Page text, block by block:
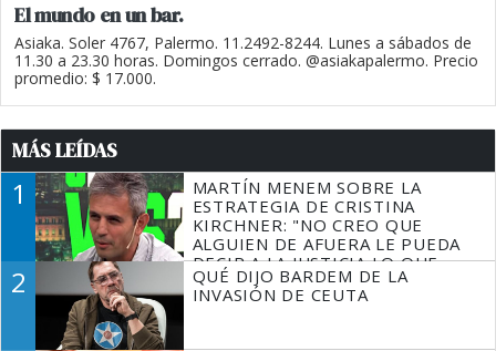
El mundo en un bar.
Asiaka. Soler 4767, Palermo. 11.2492-8244. Lunes a sábados de
11.30 a 23.30 horas. Domingos cerrado. @asiakapalermo. Precio
promedio: $ 17.000.
MÁS LEÍDAS
1
MARTÍN MENEM SOBRE LA
ESTRATEGIA DE CRISTINA
KIRCHNER: "NO CREO QUE
ALGUIEN DE AFUERA LE PUEDA
DECIR A LA JUSTICIA LO QUE
TIENE QUE HACER"
2
QUÉ DIJO BARDEM DE LA
INVASIÓN DE CEUTA